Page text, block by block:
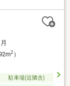
2）
駐車場(近隣含)